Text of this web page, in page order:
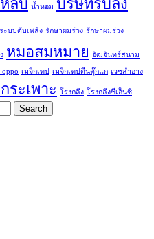
ลับ น้ำหอม บริษัทรับลง
ระบบดับเพลิง รักษาผมร่วง รักษาผมร่วง
หมอสมหมาย อัฒจันทร์สนาม
oppo เมจิกเทป เมจิกเทปตีนตุ๊กแก เวชสำอาง
ระเพาะ โรงกลึง โรงกลึงซีเอ็นซี